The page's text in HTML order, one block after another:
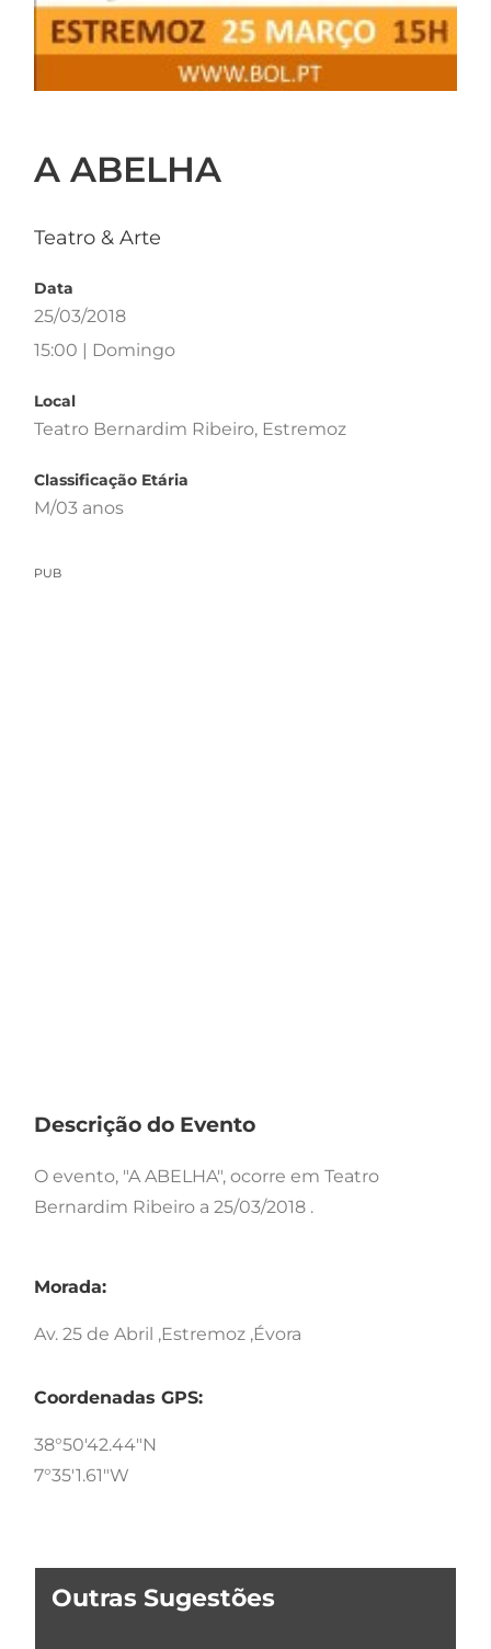
A ABELHA
Teatro & Arte
Data
25/03/2018
15:00 | Domingo
Local
Teatro Bernardim Ribeiro, Estremoz
Classificação Etária
M/03 anos
PUB
Descrição do Evento
O evento, "A ABELHA", ocorre em Teatro
Bernardim Ribeiro a 25/03/2018 .
Morada:
Av. 25 de Abril ,Estremoz ,Évora
Coordenadas GPS:
38°50'42.44"N
7°35'1.61"W
Outras Sugestões